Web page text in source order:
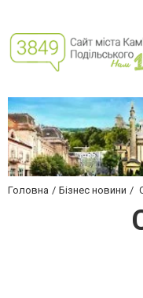
Головна Бізнес новини